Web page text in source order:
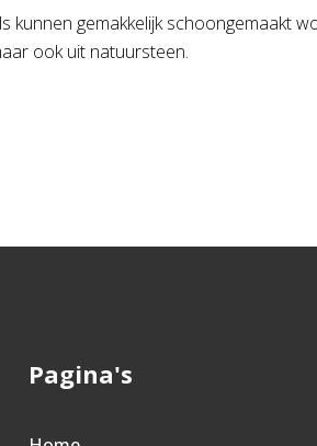
gemakkelijk schoongemaakt
ook uit natuursteen.
Pagina's